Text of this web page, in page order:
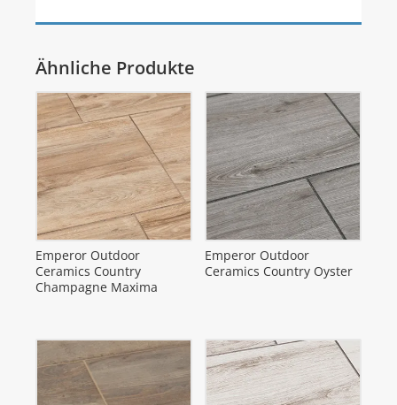
Ähnliche Produkte
Emperor Outdoor
Ceramics Country
Champagne Maxima
Emperor Outdoor
Ceramics Country Oyster